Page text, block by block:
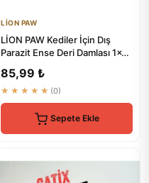
LİON PAW
LİON PAW Kediler İçin Dış
Parazit Ense Deri Damlası 1x1
85,99 ₺
★★★★★ (0)
Sepete Ekle